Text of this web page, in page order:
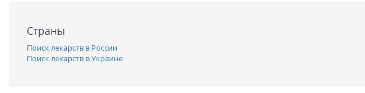
Страны
Поиск лекарств в России
Поиск лекарств в Украине